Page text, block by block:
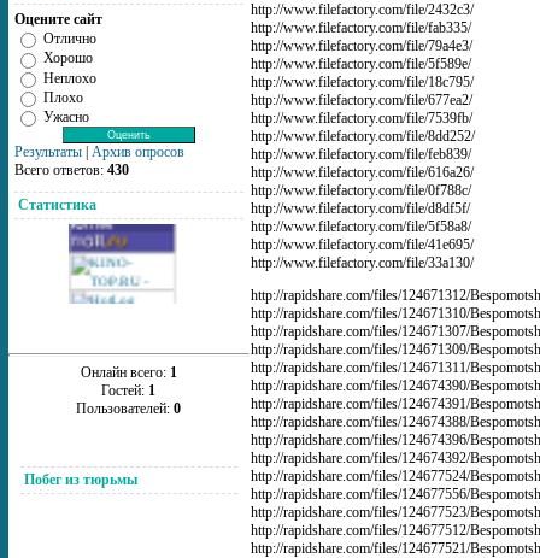
Оцените сайт
Отлично
Хорошо
Неплохо
Плохо
Ужасно
Результаты Архив опросов
Всего ответов: 430
Статистика
Онлайн всего: 1
Гостей: 1
Пользователей:0
Побег из тюрьмы
http://www.filefactory.com/file/2432c3/
http://www.filefactory.com/file/fab335/
http://www.filefactory.com/file/79a4e3/
http://www.filefactory.com/file/5f589e/
http://www.filefactory.com/file/18c795/
http://www.filefactory.com/file/677ea2/
http://www.filefactory.com/file/7539fb/
http://www.filefactory.com/file/8dd252/
http://www.filefactory.com/file/feb839/
http://www.filefactory.com/file/616a26/
http://www.filefactory.com/file/0f788c/
http://www.filefactory.com/file/d8df5f/
http://www.filefactory.com/file/5f58a8/
http://www.filefactory.com/file/41e695/
http://www.filefactory.com/file/33a130/
http://rapidshare.com/files/124671312/
http://rapidshare.com/files/124671310/
http://rapidshare.com/files/124671307/
http://rapidshare.com/files/124671309/
http://rapidshare.com/files/124671311/
http://rapidshare.com/files/124674390/
http://rapidshare.com/files/124674391/
http://rapidshare.com/files/124674388/
http://rapidshare.com/files/124674396/
http://rapidshare.com/files/124674392/
http://rapidshare.com/files/124677524/
http://rapidshare.com/files/124677556/
http://rapidshare.com/files/124677523/
http://rapidshare.com/files/124677512/
http://rapidshare.com/files/124677521/